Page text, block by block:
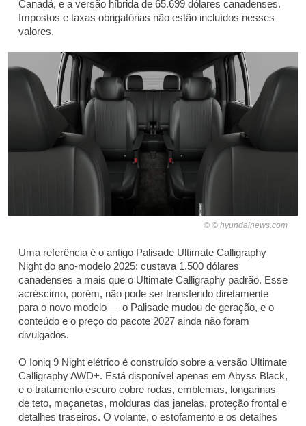
Canadá, e a versão híbrida de 65.699 dólares canadenses.
Impostos e taxas obrigatórias não estão incluídos nesses
valores.
© hyundainews.com
Uma referência é o antigo Palisade Ultimate Calligraphy
Night do ano-modelo 2025: custava 1.500 dólares
canadenses a mais que o Ultimate Calligraphy padrão. Esse
acréscimo, porém, não pode ser transferido diretamente
para o novo modelo — o Palisade mudou de geração, e o
conteúdo e o preço do pacote 2027 ainda não foram
divulgados.
O Ioniq 9 Night elétrico é construído sobre a versão Ultimate
Calligraphy AWD+. Está disponível apenas em Abyss Black,
e o tratamento escuro cobre rodas, emblemas, longarinas
de teto, maçanetas, molduras das janelas, proteção frontal e
detalhes traseiros. O volante, o estofamento e os detalhes